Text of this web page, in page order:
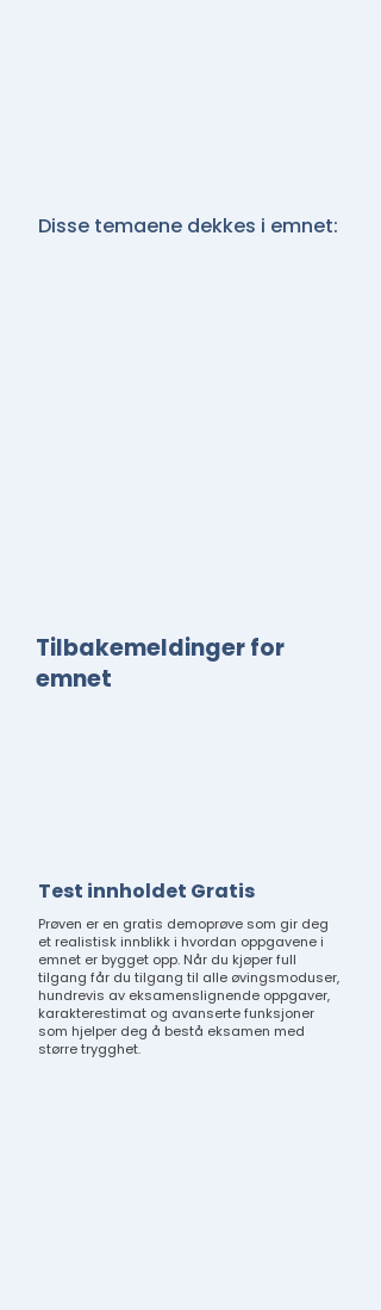
Disse temaene dekkes i emnet:
Tilbakemeldinger for
emnet
Test innholdet Gratis
Prøven er en gratis demoprøve som gir deg
et realistisk innblikk i hvordan oppgavene i
emnet er bygget opp. Når du kjøper full
tilgang får du tilgang til alle øvingsmoduser,
hundrevis av eksamenslignende oppgaver,
karakterestimat og avanserte funksjoner
som hjelper deg å bestå eksamen med
større trygghet.